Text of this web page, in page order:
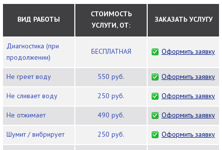
ВИД РАБОТЫ
СТОИМОСТЬ
УСЛУГИ, ОТ:
ЗАКАЗАТЬ УСЛУГУ
Диагностика (при
продолжении)
БЕСПЛАТНАЯ Оформить заявку
Не греет воду 550 руб. Оформить заявку
Не сливает воду 250 руб. Оформить заявку
Не отжимает 490 руб. Оформить заявку
Шумит / вибрирует 250 руб. Оформить заявку